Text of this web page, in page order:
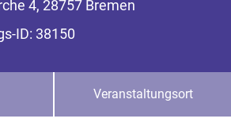
4, 28757 Bremen
ID: 38150
Veranstaltungsort